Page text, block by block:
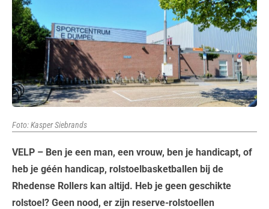
Foto: Kasper Siebrands
VELP – Ben je een man, een vrouw, ben je handicapt, of
heb je géén handicap, rolstoelbasketballen bij de
Rhedense Rollers kan altijd. Heb je geen geschikte
rolstoel? Geen nood, er zijn reserve-rolstoellen